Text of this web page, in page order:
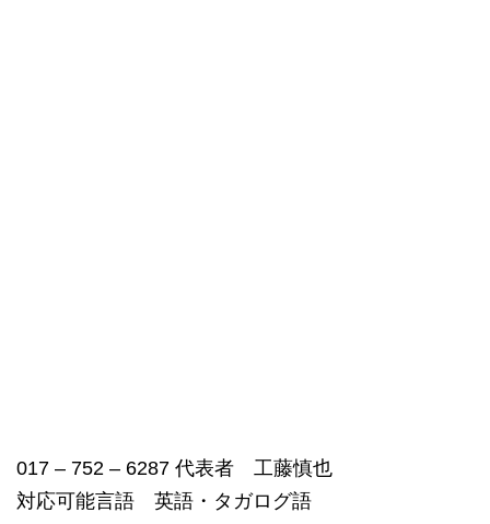
017 – 752 – 6287 代表者 工藤慎也
対応可能言語 英語・タガログ語